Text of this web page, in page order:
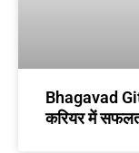
Bhagavad
करियर में